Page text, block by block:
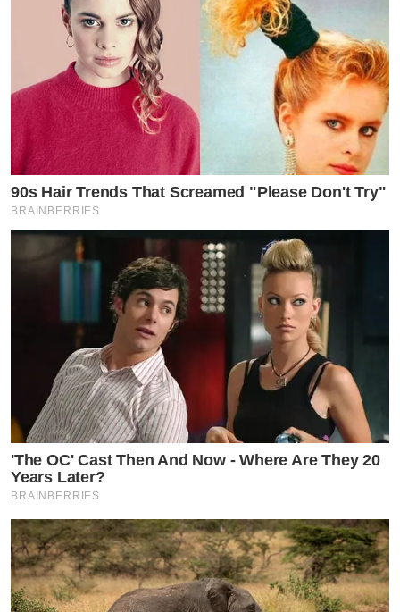
90s Hair Trends That Screamed "Please Don't Try"
BRAINBERRIES
'The OC' Cast Then And Now - Where Are They 20
Years Later?
BRAINBERRIES